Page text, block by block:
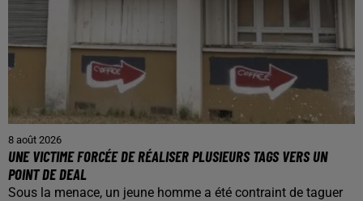
8 août 2026
UNE VICTIME FORCÉE DE RÉALISER PLUSIEURS TAGS VERS UN
POINT DE DEAL
Sous la menace, un jeune homme a été contraint de taguer